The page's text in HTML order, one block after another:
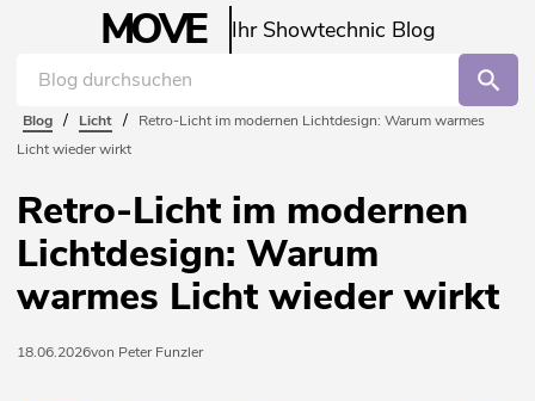
MOVE Ihr Showtechnic Blog
Blog / Licht /
Retro-Licht im modernen Lichtdesign: Warum warmes
Licht wieder wirkt
Retro-Licht im modernen
Lichtdesign: Warum
warmes Licht wieder wirkt
18.06.2026von Peter Funzler